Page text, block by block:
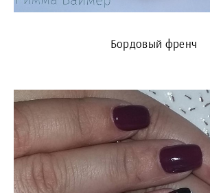
Бордовый френч